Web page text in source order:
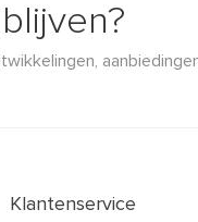
Klantenservice